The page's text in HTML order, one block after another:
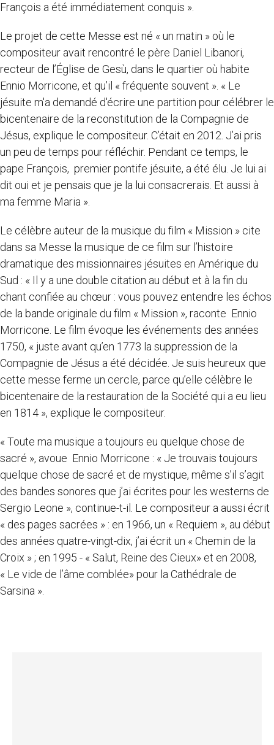
François a été immédiatement conquis ».
Le projet de cette Messe est né « un matin » où le
compositeur avait rencontré le père Daniel Libanori,
recteur de l’Église de Gesù, dans le quartier où habite
Ennio Morricone, et qu’il « fréquente souvent ». « Le
jésuite m'a demandé d'écrire une partition pour célébrer le
bicentenaire de la reconstitution de la Compagnie de
Jésus, explique le compositeur. C’était en 2012. J’ai pris
un peu de temps pour réfléchir. Pendant ce temps, le
pape François, premier pontife jésuite, a été élu. Je lui ai
dit oui et je pensais que je la lui consacrerais. Et aussi à
ma femme Maria ».
Le célèbre auteur de la musique du film « Mission » cite
dans sa Messe la musique de ce film sur l’histoire
dramatique des missionnaires jésuites en Amérique du
Sud : « Il y a une double citation au début et à la fin du
chant confiée au chœur : vous pouvez entendre les échos
de la bande originale du film « Mission », raconte Ennio
Morricone. Le film évoque les événements des années
1750, « juste avant qu’en 1773 la suppression de la
Compagnie de Jésus a été décidée. Je suis heureux que
cette messe ferme un cercle, parce qu’elle célèbre le
bicentenaire de la restauration de la Société qui a eu lieu
en 1814 », explique le compositeur.
« Toute ma musique a toujours eu quelque chose de
sacré », avoue Ennio Morricone : « Je trouvais toujours
quelque chose de sacré et de mystique, même s’il s’agit
des bandes sonores que j’ai écrites pour les westerns de
Sergio Leone », continue-t-il. Le compositeur a aussi écrit
« des pages sacrées » : en 1966, un « Requiem », au début
des années quatre-vingt-dix, j’ai écrit un « Chemin de la
Croix » ; en 1995 - « Salut, Reine des Cieux» et en 2008,
« Le vide de l’âme comblée» pour la Cathédrale de
Sarsina ».